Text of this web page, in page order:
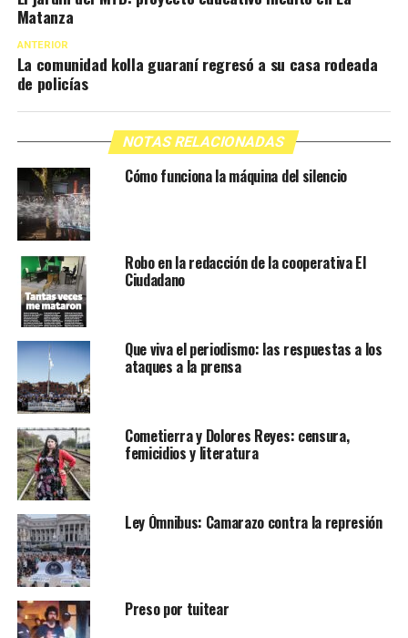
Matanza
ANTERIOR
La comunidad kolla guaraní regresó a su casa rodeada
de policías
NOTAS RELACIONADAS
Cómo funciona la máquina del silencio
Robo en la redacción de la cooperativa El
Ciudadano
Que viva el periodismo: las respuestas a los
ataques a la prensa
Cometierra y Dolores Reyes: censura,
femicidios y literatura
Ley Ómnibus: Camarazo contra la represión
Preso por tuitear